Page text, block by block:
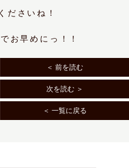
ださいね！
お早めにっ！！
＜ 前を読む
次を読む ＞
＜ 一覧に戻る